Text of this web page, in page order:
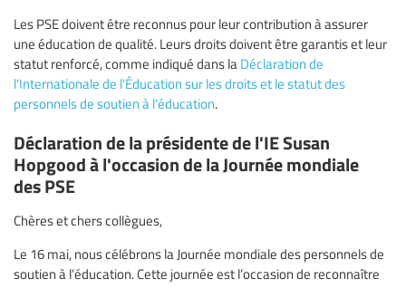
Les PSE doivent être reconnus pour leur contribution à assurer
une éducation de qualité. Leurs droits doivent être garantis et leur
statut renforcé, comme indiqué dans la Déclaration de
l'Internationale de l'Éducation sur les droits et le statut des
personnels de soutien à l'éducation.
Déclaration de la présidente de l'IE Susan
Hopgood à l'occasion de la Journée mondiale
des PSE
Chères et chers collègues,
Le 16 mai, nous célébrons la Journée mondiale des personnels de
soutien à l’éducation. Cette journée est l’occasion de reconnaître